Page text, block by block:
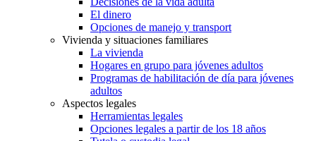
El dinero
Opciones de manejo y transport
Vivienda y situaciones familiares
La vivienda
Hogares en grupo para jóvenes adultos
Programas de habilitación de día para jóvenes
adultos
Aspectos legales
Herramientas legales
Opciones legales a partir de los 18 años